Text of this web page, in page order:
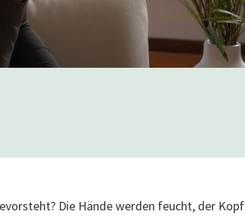
Die Hände werden feucht, der Kopf